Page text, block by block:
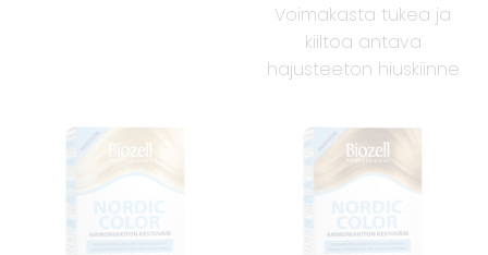
Voimakasta tukea ja
kiiltoa antava
hajusteeton hiuskiinne